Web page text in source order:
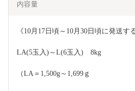
内容量
《10月17日頃～10月30日頃に発送す
LA(5玉入)～L(6玉入)　8kg
（LA＝1,500g～1,699ｇ